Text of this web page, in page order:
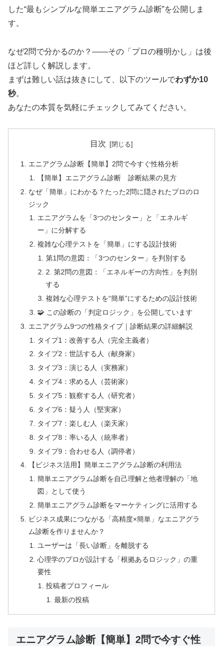
した“最もシンプルな簡単エニアグラム診断”を公開しま
す。
なぜ2問で分かるのか？――その「プロの種明かし」は後
ほど詳しく解説します。
まずは難しい話は抜きにして、以下のツールでわずか10
秒。
あなたの本質を気軽にチェックしてみてください。
目次
エニアグラム診断【簡単】2問で今すぐ性格分析
【簡単】エニアグラム診断 診断結果の見方
なぜ「簡単」にわかる？たった2問に隠されたプロのロ
ジック
エニアグラムを「3つのセンター」と「エネルギ
ー」に分解する
複雑な心理テストを「簡単」にする設計技術
第1問の意図：「3つのセンター」を判別する
2. 第2問の意図：「エネルギーの方向性」を判別
する
複雑な心理テストを“簡単”にするための設計技術
🧩 この診断の「判定ロジック」を公開しています
エニアグラム9つの性格タイプ｜診断結果の詳細解説
タイプ1：改善する人（完全主義者）
タイプ2：世話する人（献身家）
タイプ3：演じる人（実務家）
タイプ4：求める人（芸術家）
タイプ5：観察する人（研究者）
タイプ6：疑う人（堅実家）
タイプ7：楽しむ人（楽天家）
タイプ8：率いる人（統率者）
タイプ9：合わせる人（調停者）
【ビジネス活用】簡単エニアグラム診断の利用法
簡単エニアグラム診断を自己理解と他者理解の「地
図」として使う
簡単エニアグラム診断をマーケティングに活用する
ビジネス成果につながる「高精度×簡単」なエニアグラ
ム診断を作りませんか？
ユーザーは「長い診断」を離脱する
心理学のプロが設計する「根拠あるロジック」の重
要性
投稿者プロフィール
最新の投稿
エニアグラム診断【簡単】2問で今すぐ性